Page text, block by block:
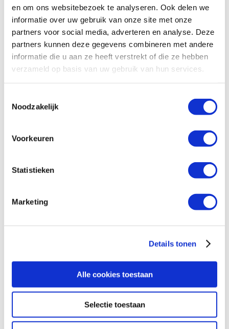
en om ons websitebezoek te analyseren. Ook delen we
informatie over uw gebruik van onze site met onze
partners voor social media, adverteren en analyse. Deze
partners kunnen deze gegevens combineren met andere
informatie die u aan ze heeft verstrekt of die ze hebben
verzameld op basis van uw gebruik van hun services.
Noodzakelijk
Voorkeuren
Statistieken
Marketing
Details tonen
Alle cookies toestaan
Selectie toestaan
Bekijk ook
Margo en Ayden doneren een
deel van hun winst
Sioejeng Tsao ontwierp een